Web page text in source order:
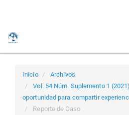
Inicio
Archivos
Vol. 54 Núm. Suplemento 1
oportunidad para compartir
Reporte de Caso